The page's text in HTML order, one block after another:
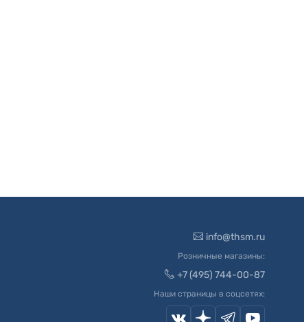
info@thsm.ru
Розничные магазины:
+7 (495) 744-00-87
Наши страницы в соцсетях: